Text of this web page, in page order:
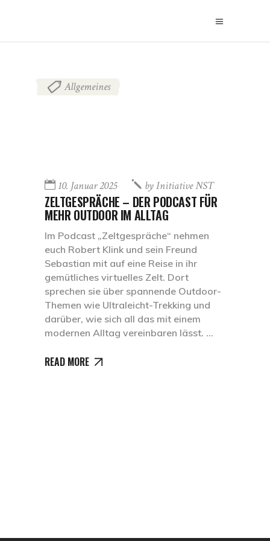
Allgemeines
10. Januar 2025 byInitiative NST
ZELTGESPRÄCHE – DER PODCAST FÜR
MEHR OUTDOOR IM ALLTAG
Im Podcast „Zeltgespräche“ nehmen
euch Robert Klink und sein Freund
Sebastian mit auf eine Reise in ihr
gemütliches virtuelles Zelt. Dort
sprechen sie über spannende Outdoor-
Themen wie Ultraleicht-Trekking und
darüber, wie sich all das mit einem
modernen Alltag vereinbaren lässt.
READ MORE